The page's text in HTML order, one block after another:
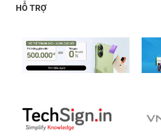
Độ bền hoàn hảo
Cáp Innostyle Jazzy USB-A to
trang bị từ những nguyên liệu vô
hay bên trong cáp còn được
Kevlar. Mà Kevlar được biết tới
HỖ TRỢ